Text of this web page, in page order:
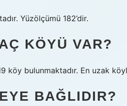
Yüzölçümü 182’dir.
KÖYÜ VAR?
köy bulunmaktadır. En uzak
BAĞLIDIR?